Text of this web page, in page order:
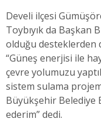
Develi ilçesi
Toybıyık da Başkan
olduğu desteklerden
“Güneş enerjisi ile
çevre yolumuzu
sistem sulama
Büyükşehir Belediye
ederim” dedi.